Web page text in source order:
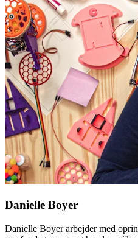
Danielle Boyer
Danielle Boyer arbejder med